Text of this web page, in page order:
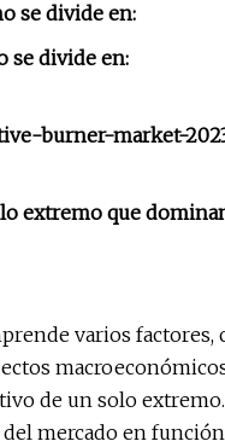
se divide en:
se divide en:
burner-market-
extremo que
varios factores,
de un solo
mercado en